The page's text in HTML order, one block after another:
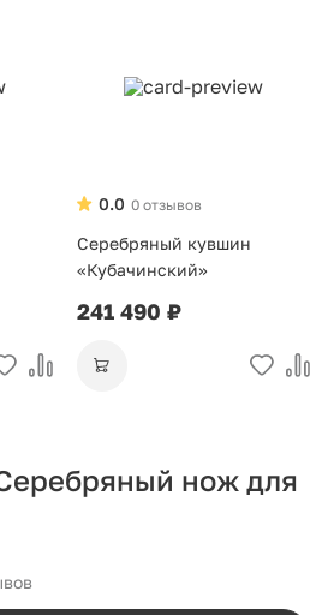
0 отзывов
0.0
Серебряный кувшин
«Кубачинский»
241 490 ₽
нож для